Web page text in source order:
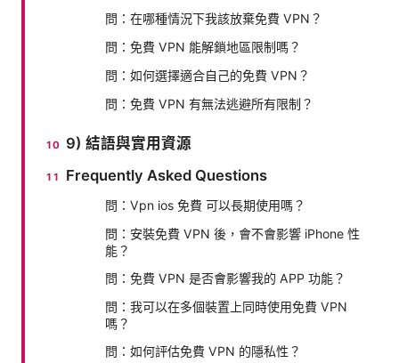
問：在哪種情況下我該放棄免費 VPN？
問：免費 VPN 能解鎖地區限制嗎？
問：如何選擇適合自己的免費 VPN？
問：免費 VPN 有無法逃避所有限制？
9) 結語與實用資源
Frequently Asked Questions
問：Vpn ios 免費 可以長期使用嗎？
問：安裝免費 VPN 後，會不會影響 iPhone 性
能？
問：免費 VPN 是否會影響我的 APP 功能？
問：我可以在多個裝置上同時使用免費 VPN
嗎？
問：如何評估免費 VPN 的隱私性？